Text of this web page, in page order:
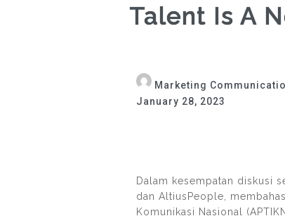
Talent Is A
Marketing
January 28, 2023
Dalam kesempatan diskusi
dan AltiusPeople,
Komunikasi Nasional